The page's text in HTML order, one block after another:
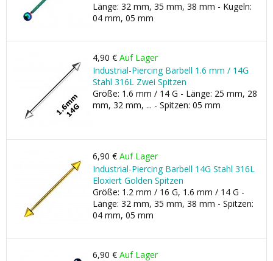
Länge: 32 mm, 35 mm, 38 mm - Kugeln:
04 mm, 05 mm
4,90 € Auf Lager
Industrial-Piercing Barbell 1.6 mm / 14G
Stahl 316L Zwei Spitzen
Größe: 1.6 mm / 14 G - Länge: 25 mm, 28
mm, 32 mm, ... - Spitzen: 05 mm
6,90 € Auf Lager
Industrial-Piercing Barbell 14G Stahl 316L
Eloxiert Golden Spitzen
Größe: 1.2 mm / 16 G, 1.6 mm / 14 G -
Länge: 32 mm, 35 mm, 38 mm - Spitzen:
04 mm, 05 mm
6,90 € Auf Lager